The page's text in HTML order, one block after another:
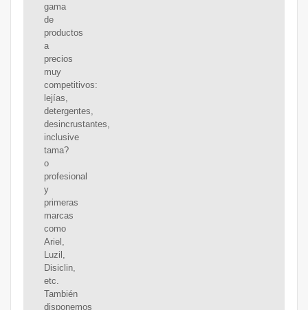
gama
de
productos
a
precios
muy
competitivos:
lejías,
detergentes,
desincrustantes,
inclusive
tama?
o
profesional
y
primeras
marcas
como
Ariel,
Luzil,
Disiclin,
etc.
También
disponemos